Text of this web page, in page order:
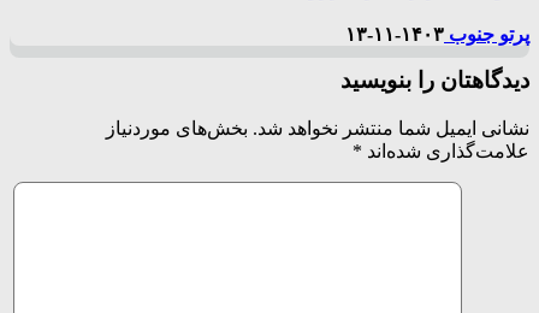
پرتو جنوب ۱۴۰۳-۱۱-۱۳
دیدگاهتان را بنویسید
نشانی ایمیل شما منتشر نخواهد شد. بخش‌های موردنیاز
علامت‌گذاری شده‌اند *